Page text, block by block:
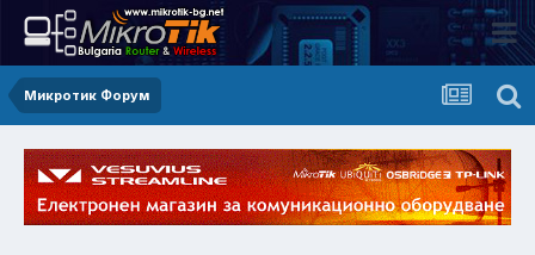
Микротик Форум